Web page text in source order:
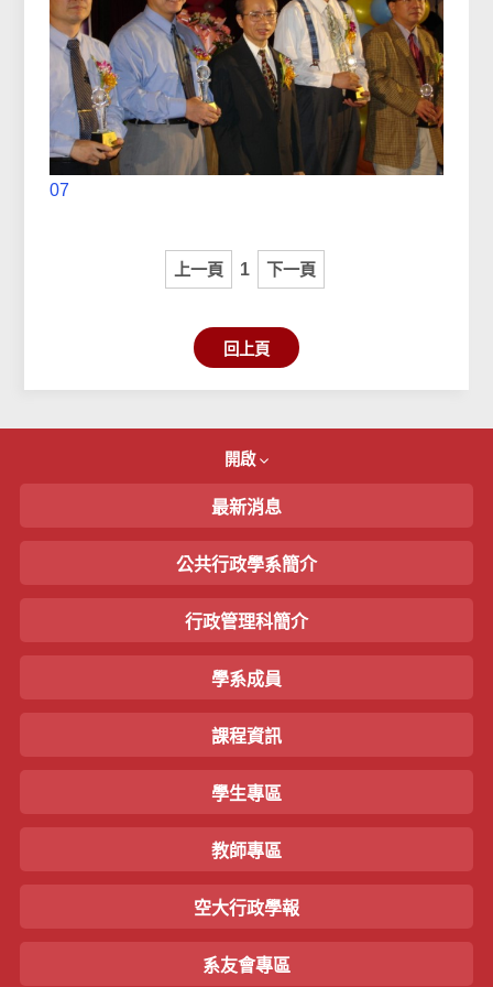
07
上一頁 1 下一頁
回上頁
開啟
最新消息
公共行政學系簡介
行政管理科簡介
學系成員
課程資訊
學生專區
教師專區
空大行政學報
系友會專區